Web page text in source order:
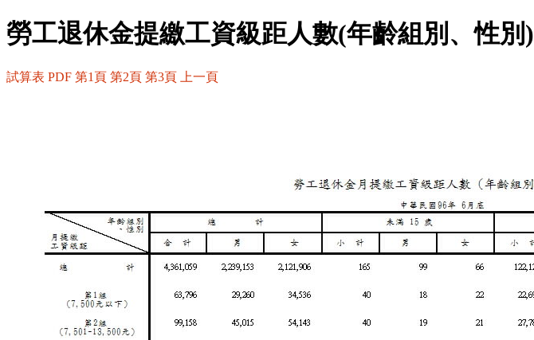
勞工退休金提繳工資級距人數(年齡組別、性別)
試算表 PDF 第1頁 第2頁 第3頁 上一頁